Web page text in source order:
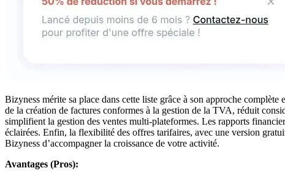
Bizyness mérite sa place dans cette liste grâce à son approche
de la création de factures conformes à la gestion de la TVA, réduit
simplifient la gestion des ventes multi-plateformes. Les rapports
éclairées. Enfin, la flexibilité des offres tarifaires, avec une version
Bizyness d’accompagner la croissance de votre activité.
Avantages (Pros):